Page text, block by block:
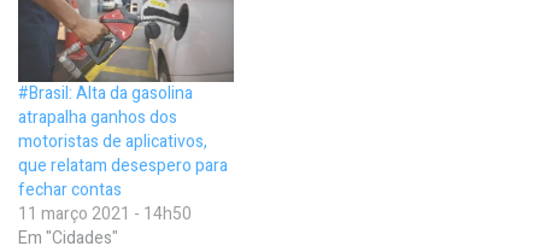
#Brasil: Alta da gasolina
atrapalha ganhos dos
motoristas de aplicativos,
que relatam desespero para
fechar contas
11 março 2021 - 14h50
Em "Cidades"